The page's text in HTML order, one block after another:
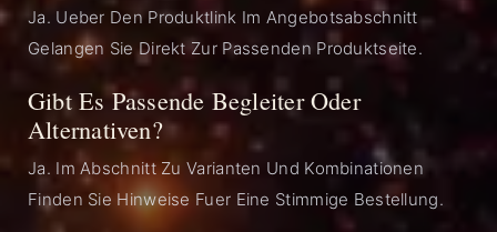
Ja. Ueber Den Produktlink Im Angebotsabschnitt
Gelangen Sie Direkt Zur Passenden Produktseite.
Gibt Es Passende Begleiter Oder
Alternativen?
Ja. Im Abschnitt Zu Varianten Und Kombinationen
Finden Sie Hinweise Fuer Eine Stimmige Bestellung.